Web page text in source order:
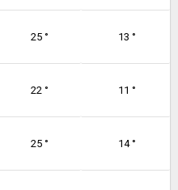
25 ° 13 °
22 ° 11 °
25 ° 14 °